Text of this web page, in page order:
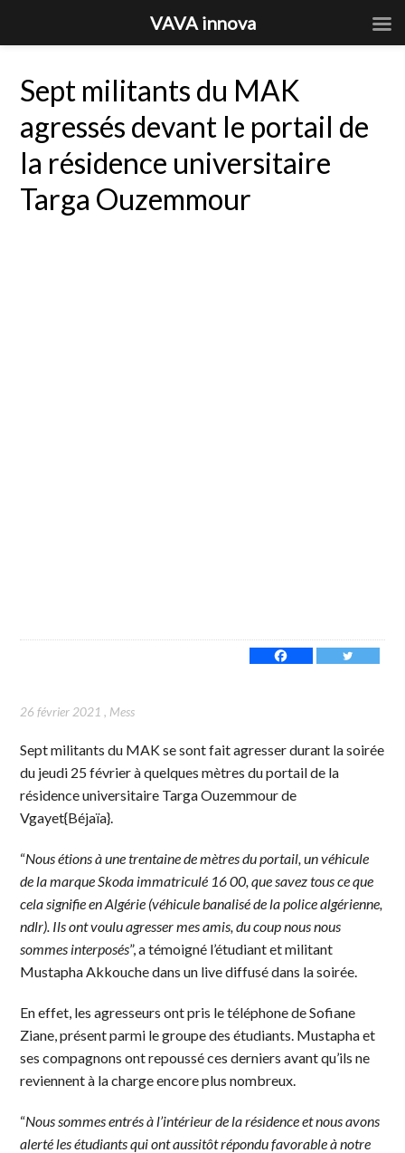
Sept militants du MAK
agressés devant le portail de
la résidence universitaire
Targa Ouzemmour
26 février 2021 , Mess
Sept militants du MAK se sont fait agresser durant la soirée
du jeudi 25 février à quelques mètres du portail de la
résidence universitaire Targa Ouzemmour de
Vgayet{Béjaïa}.
“Nous étions à une trentaine de mètres du portail, un véhicule
de la marque Skoda immatriculé 16 00, que savez tous ce que
cela signifie en Algérie (véhicule banalisé de la police algérienne,
ndlr). Ils ont voulu agresser mes amis, du coup nous nous
sommes interposés”, a témoigné l’étudiant et militant
Mustapha Akkouche dans un live diffusé dans la soirée.
En effet, les agresseurs ont pris le téléphone de Sofiane
Ziane, présent parmi le groupe des étudiants. Mustapha et
ses compagnons ont repoussé ces derniers avant qu’ils ne
reviennent à la charge encore plus nombreux.
“Nous sommes entrés à l’intérieur de la résidence et nous avons
alerté les étudiants qui ont aussitôt répondu favorable à notre
VAVA innova